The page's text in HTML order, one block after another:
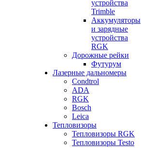
устройства
Trimble
Аккумуляторы
и зарядные
устройства
RGK
Дорожные рейки
Футурум
Лазерные дальномеры
Condtrol
ADA
RGK
Bosch
Leica
Тепловизоры
Тепловизоры RGK
Тепловизоры Testo